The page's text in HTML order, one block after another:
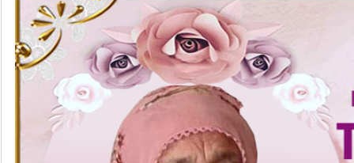
Değerli Büyüğümüz Şekernaz
Değerli Büyüğümüz Azmi
Değerli Büyüğümüz Memduha
Değerli Büyüğümüz Osman
Değerli Büyüğümüz Bilal-